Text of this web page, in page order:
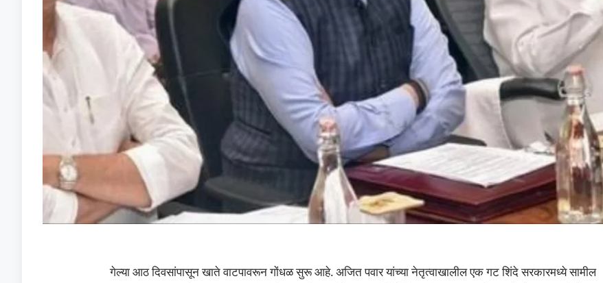
गेल्या आठ दिवसांपासून खाते वाटपावरून गोंधळ सुरू आहे. अजित पवार यांच्या नेतृत्वाखालील एक गट शिंदे सरकारमध्ये सामील